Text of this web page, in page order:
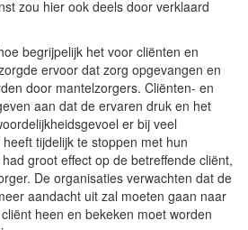
zou hier ook deels door verklaard
begrijpelijk het voor cliënten en
ervoor dat zorg opgevangen en
door mantelzorgers. Cliënten- en
aan dat de ervaren druk en het
er bij veel
tijdelijk te stoppen met hun
groot effect op de betreffende cliënt,
De organisaties verwachten dat de
aandacht uit zal moeten gaan naar
heen en bekeken moet worden